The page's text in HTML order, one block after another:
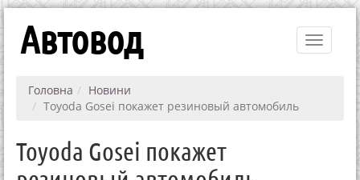
Toggle
Автовод
Головна
Новини
Toyoda Gosei покажет резиновый автомобиль
Toyoda Gosei покажет